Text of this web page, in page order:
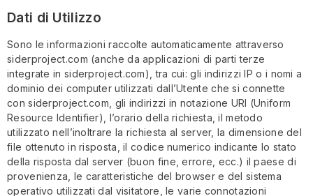
Dati di Utilizzo
Sono le informazioni raccolte automaticamente attraverso
siderproject.com (anche da applicazioni di parti terze
integrate in siderproject.com), tra cui: gli indirizzi IP o i nomi a
dominio dei computer utilizzati dall’Utente che si connette
con siderproject.com, gli indirizzi in notazione URI (Uniform
Resource Identifier), l’orario della richiesta, il metodo
utilizzato nell’inoltrare la richiesta al server, la dimensione del
file ottenuto in risposta, il codice numerico indicante lo stato
della risposta dal server (buon fine, errore, ecc.) il paese di
provenienza, le caratteristiche del browser e del sistema
operativo utilizzati dal visitatore, le varie connotazioni